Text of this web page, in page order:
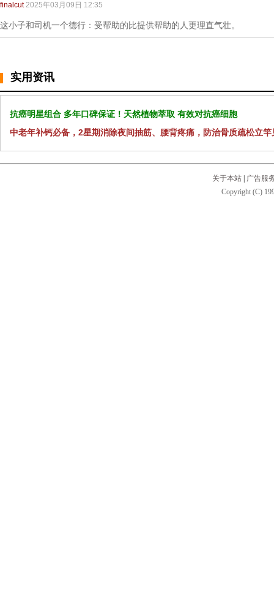
finalcut 2025年03月09日 12:35
这小子和司机一个德行：受帮助的比提供帮助的人更理直气壮。
实用资讯
抗癌明星组合 多年口碑保证！天然植物萃取 有效对抗癌细胞
中老年补钙必备，2星期消除夜间抽筋、腰背疼痛，防治骨质疏松立竿
关于本站
广告服
Copyright (C)